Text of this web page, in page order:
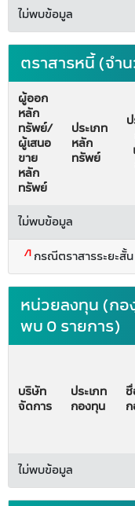
ไม่พบข้อมูล
ตราสารหนี้ (จำ
ผู้ออก
หลัก
ทรัพย์/
ผู้เสนอ
ขาย
หลัก
ทรัพย์
ประเภท
หลัก
ทรัพย์
ไม่พบข้อมูล
/1 กรณีตราสารระยะสั้
หน่วยลงทุน (กอ
พบ 0 รายการ)
บริษัท
จัดการ
ประเภท
กองทุน
ไม่พบข้อมูล